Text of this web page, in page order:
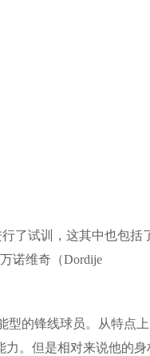
了试训，这其中也包括
诺维奇（Dordije
型的锋线球员。从特点上
力。但是相对来说他的身